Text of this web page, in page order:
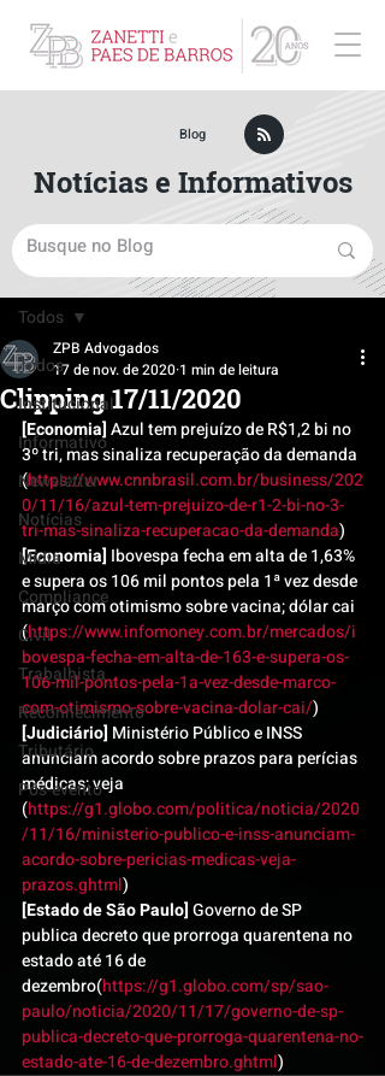
Post
Todos
Institucional
Informativo
Newsletter
Notícias
Mídia
Compliance
Civil
Trabalhista
Reconhecimento
Tributário
Pós-evento
Todos
Clipping 17/11/2020
ZPB Advogados
17 de nov. de 2020 1 min de leitura
[Economia] Azul tem prejuízo de R$1,2 bi no
3º tri, mas sinaliza recuperação da demanda
(https://www.cnnbrasil.com.br/business/202
0/11/16/azul-tem-prejuizo-de-r1-2-bi-no-3-
tri-mas-sinaliza-recuperacao-da-demanda)
[Economia] Ibovespa fecha em alta de 1,63%
e supera os 106 mil pontos pela 1ª vez desde
março com otimismo sobre vacina; dólar cai
(https://www.infomoney.com.br/mercados/i
bovespa-fecha-em-alta-de-163-e-supera-os-
106-mil-pontos-pela-1a-vez-desde-marco-
com-otimismo-sobre-vacina-dolar-cai/)
[Judiciário] Ministério Público e INSS
anunciam acordo sobre prazos para perícias
médicas; veja
(https://g1.globo.com/politica/noticia/2020
/11/16/ministerio-publico-e-inss-anunciam-
acordo-sobre-pericias-medicas-veja-
prazos.ghtml)
[Estado de São Paulo] Governo de SP
publica decreto que prorroga quarentena no
estado até 16 de
dezembro(https://g1.globo.com/sp/sao-
paulo/noticia/2020/11/17/governo-de-sp-
publica-decreto-que-prorroga-quarentena-no-
estado-ate-16-de-dezembro.ghtml)
Blog
Notícias e Informativos